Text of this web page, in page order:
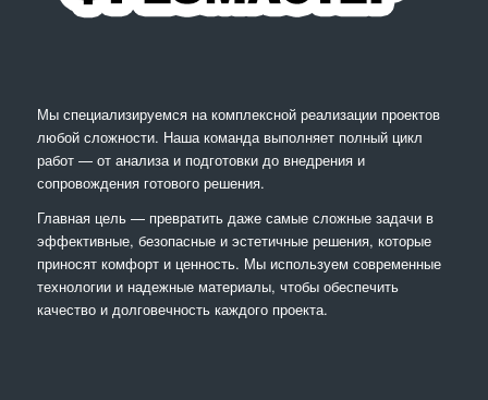
Мы специализируемся на комплексной реализации проектов
любой сложности. Наша команда выполняет полный цикл
работ — от анализа и подготовки до внедрения и
сопровождения готового решения.
Главная цель — превратить даже самые сложные задачи в
эффективные, безопасные и эстетичные решения, которые
приносят комфорт и ценность. Мы используем современные
технологии и надежные материалы, чтобы обеспечить
качество и долговечность каждого проекта.